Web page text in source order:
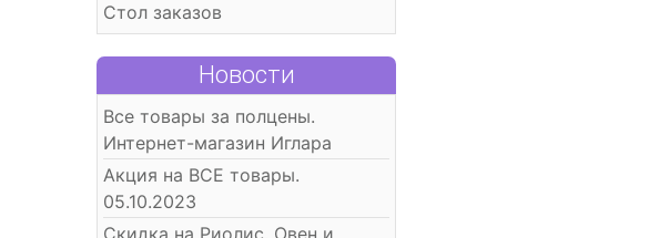
Стол заказов
Новости
Все товары за полцены.
Интернет-магазин Иглара
Акция на ВСЕ товары.
05.10.2023
Скидка на Риолис, Овен и